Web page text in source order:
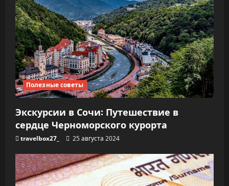
Полезные советы
Экскурсии в Сочи: Путешествие в
сердце Черноморского курорта
travelbox27_ 25 августа 2024